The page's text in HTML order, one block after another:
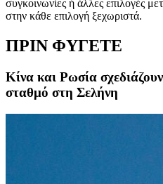
συγκοινωνίες ή άλλες επιλογές
στην κάθε επιλογή ξεχωριστά.
ΠΡΙΝ ΦΥΓΕΤΕ
Κίνα και Ρωσία
σταθμό στη Σελήνη